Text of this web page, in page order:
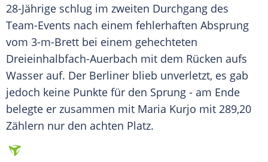
28-Jährige schlug im zweiten Durchgang des
Team-Events nach einem fehlerhaften Absprung
vom 3-m-Brett bei einem gehechteten
Dreieinhalbfach-Auerbach mit dem Rücken aufs
Wasser auf. Der Berliner blieb unverletzt, es gab
jedoch keine Punkte für den Sprung - am Ende
belegte er zusammen mit Maria Kurjo mit 289,20
Zählern nur den achten Platz.